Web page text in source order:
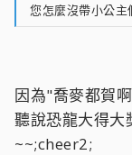
您怎麼沒帶小公主
因為"喬麥都賀
聽說恐龍大得大
~~;cheer2;